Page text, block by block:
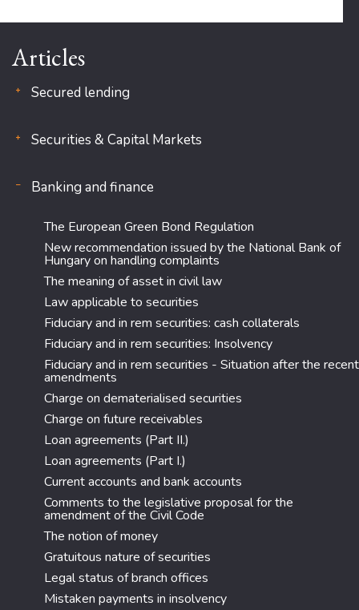
Articles
Secured lending
Securities & Capital Markets
Banking and finance
The European Green Bond Regulation
New recommendation issued by the National Bank of
Hungary on handling complaints
The meaning of asset in civil law
Law applicable to securities
Fiduciary and in rem securities: cash collaterals
Fiduciary and in rem securities: Insolvency
Fiduciary and in rem securities - Situation after the recent
amendments
Charge on dematerialised securities
Charge on future receivables
Loan agreements (Part II.)
Loan agreements (Part I.)
Current accounts and bank accounts
Comments to the legislative proposal for the
amendment of the Civil Code
The notion of money
Gratuitous nature of securities
Legal status of branch offices
Mistaken payments in insolvency